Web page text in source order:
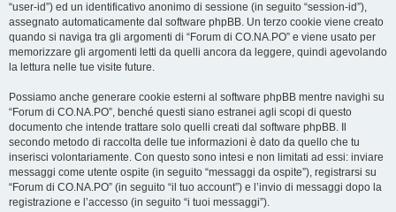
“user-id”) ed un identificativo anonimo di sessione (in seguito “session-id”),
assegnato automaticamente dal software phpBB. Un terzo cookie viene creato
quando si naviga tra gli argomenti di “Forum di CO.NA.PO” e viene usato per
memorizzare gli argomenti letti da quelli ancora da leggere, quindi agevolando
la lettura nelle tue visite future.
Possiamo anche generare cookie esterni al software phpBB mentre navighi su
“Forum di CO.NA.PO”, benché questi siano estranei agli scopi di questo
documento che intende trattare solo quelli creati dal software phpBB. Il
secondo metodo di raccolta delle tue informazioni è dato da quello che tu
inserisci volontariamente. Con questo sono intesi e non limitati ad essi: inviare
messaggi come utente ospite (in seguito “messaggi da ospite”), registrarsi su
“Forum di CO.NA.PO” (in seguito “il tuo account”) e l’invio di messaggi dopo la
registrazione e l’accesso (in seguito “i tuoi messaggi”).